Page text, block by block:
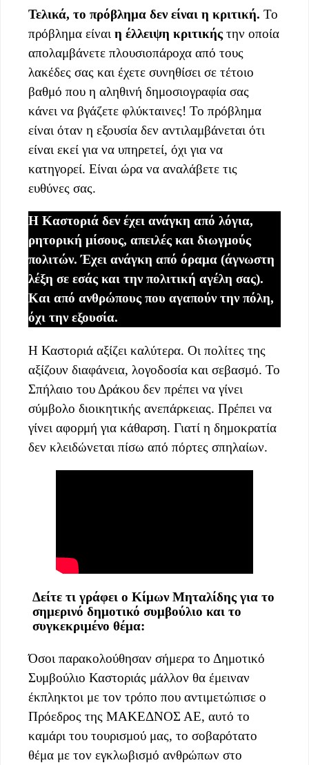
Τελικά, το πρόβλημα δεν είναι η κριτική. Το
πρόβλημα είναι η έλλειψη κριτικής την οποία
απολαμβάνετε πλουσιοπάροχα από τους
λακέδες σας και έχετε συνηθίσει σε τέτοιο
βαθμό που η αληθινή δημοσιογραφία σας
κάνει να βγάζετε φλύκταινες! Το πρόβλημα
είναι όταν η εξουσία δεν αντιλαμβάνεται ότι
είναι εκεί για να υπηρετεί, όχι για να
κατηγορεί. Είναι ώρα να αναλάβετε τις
ευθύνες σας.
Η Καστοριά δεν έχει ανάγκη από λόγια,
ρητορική μίσους, απειλές και διωγμούς
πολιτών. Έχει ανάγκη από όραμα (άγνωστη
λέξη σε εσάς και την πολιτική αγέλη σας).
Και από ανθρώπους που αγαπούν την πόλη,
όχι την εξουσία.
Η Καστοριά αξίζει καλύτερα. Οι πολίτες της
αξίζουν διαφάνεια, λογοδοσία και σεβασμό. Το
Σπήλαιο του Δράκου δεν πρέπει να γίνει
σύμβολο διοικητικής ανεπάρκειας. Πρέπει να
γίνει αφορμή για κάθαρση. Γιατί η δημοκρατία
δεν κλειδώνεται πίσω από πόρτες σπηλαίων.
Δείτε τι γράφει ο Κίμων Μηταλίδης για το
σημερινό δημοτικό συμβούλιο και το
συγκεκριμένο θέμα:
Όσοι παρακολούθησαν σήμερα το Δημοτικό
Συμβούλιο Καστοριάς μάλλον θα έμειναν
έκπληκτοι με τον τρόπο που αντιμετώπισε ο
Πρόεδρος της ΜΑΚΕΔΝΟΣ ΑΕ, αυτό το
καμάρι του τουρισμού μας, το σοβαρότατο
θέμα με τον εγκλωβισμό ανθρώπων στο